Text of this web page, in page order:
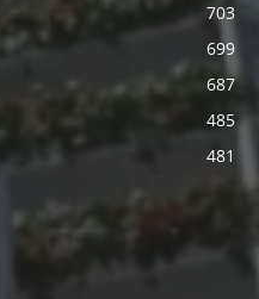
703
699
687
485
481